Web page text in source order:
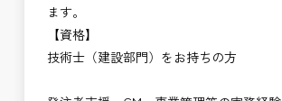
ます。
【資格】
技術士（建設部門）をお持ちの方